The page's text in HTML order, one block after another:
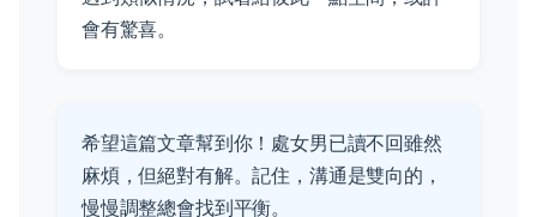
會有驚喜。
希望這篇文章幫到你！處女男已讀不回雖然
麻煩，但絕對有解。記住，溝通是雙向的，
慢慢調整總會找到平衡。